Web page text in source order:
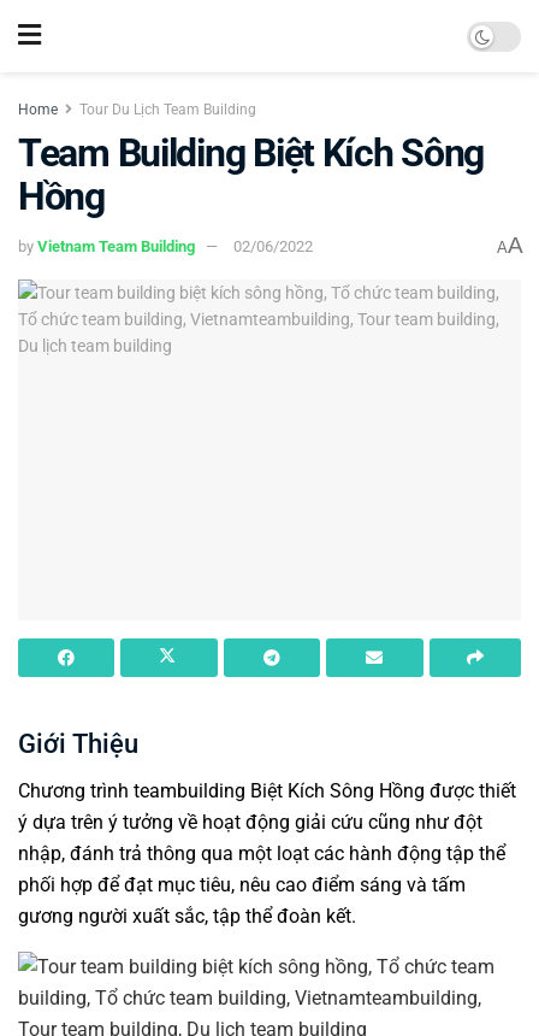
Home Tour Du Lịch Team Building
Team Building Biệt Kích Sông
Hồng
by Vietnam Team Building 02/06/2022 AA
Giới Thiệu
Chương trình teambuilding Biệt Kích Sông Hồng được thiết
ý dựa trên ý tưởng về hoạt động giải cứu cũng như đột
nhập, đánh trả thông qua một loạt các hành động tập thể
phối hợp để đạt mục tiêu, nêu cao điểm sáng và tấm
gương người xuất sắc, tập thể đoàn kết.